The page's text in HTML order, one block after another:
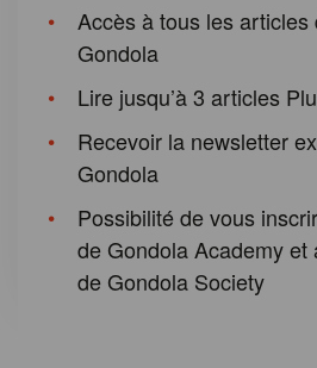
Accès à tous les articles
Gondola
Lire jusqu’à 3 articles
Recevoir la newsletter
Gondola
Possibilité de vous
de Gondola Academy et
de Gondola Society